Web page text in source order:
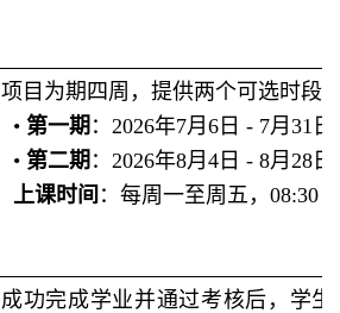
项目为期四周，提供两个可选时段
• 第一期 ：2026年7月6日 - 7月31日
• 第二期 ：2026年8月4日 - 8月28日
上课时间 ：每周一至周五，08:30 -
成功完成学业并通过考核后，学生